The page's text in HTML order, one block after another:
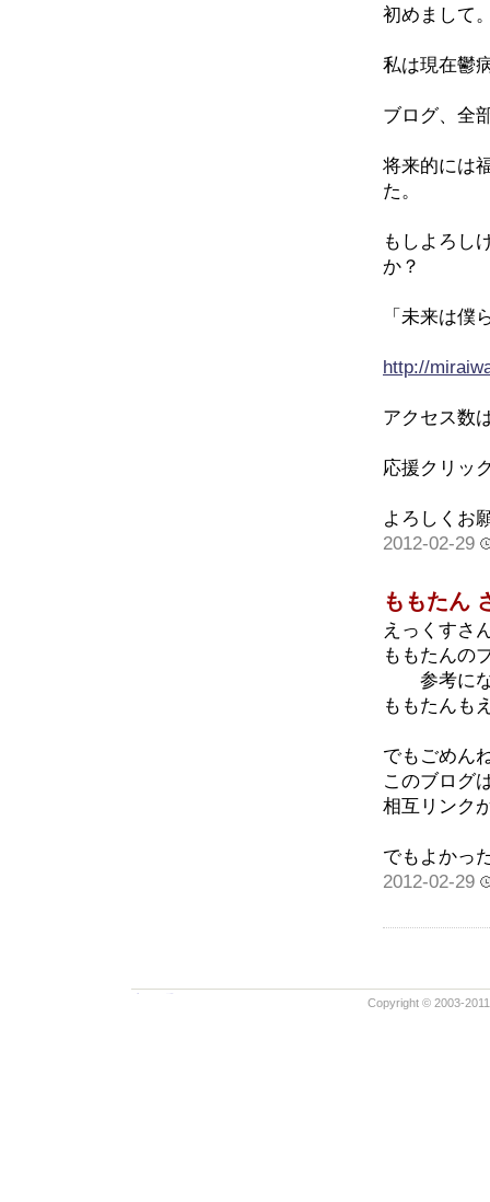
初めまして
私は現在鬱
ブログ、全
将来的には
た。
もしよろし
か？
「未来は
http://
アクセス数
応援クリッ
よろしくお
2012-02-29
ももたん
えっくすさ
ももたんの
参考にな
ももたんも
でもごめん
このブログ
相互リンク
でもよかっ
2012-02-29
Copyright © 2003-